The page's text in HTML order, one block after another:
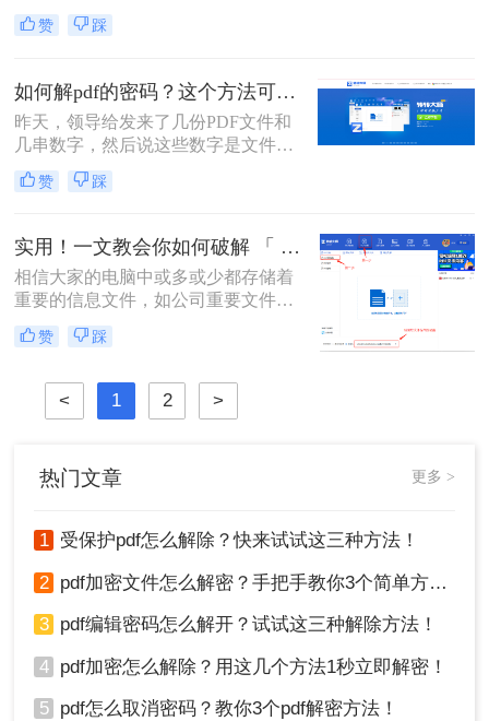
了保证文件的机密性；而我们每次打
开PDF文件都需要输入密码才能进行
时，就会很麻烦。这时我们就需要对
其进行解密，以方便后续的操作，那
有什么办法能进行PDF解密呢？当然
有，今天小编就为大家推荐个方法，
大家一起看看pdf如何解除密码吧！
赞 踩
如何解pdf的密码？这个方法可以试一试1
昨天，领导给发来了几份PDF文件和
几串数字，然后说这些数字是文件的
密码，让我将这几份文件里面的信息
整理一下，汇总成一个文档发给他。
的开关文件，感觉非常的不方便，于
是我就用软件将PDF文件进行了解
密，整理的速度一下子就提升了不
少。那么大家知道如何解pdf的密码
吗？不知道的话就跟着我一起来看看
这个方法吧。
赞 踩
实用！一文教会你如何破解 「 PDF 」文件密码!
相信大家的电脑中或多或少都存储着
重要的信息文件，如公司重要文件、
经常用的办公资料、一些照片或者视
频。这些对于大家来说极为珍贵的资
密，加密后就不怕别人访问和信息外
泄了。
赞 踩
< 1 2 >
热门文章 更多 >
1 受保护pdf怎么解除？快来试试这三种方法！
2 pdf加密文件怎么解密？手把手教你3个简单方法！
3 pdf编辑密码怎么解开？试试这三种解除方法！
4 pdf加密怎么解除？用这几个方法1秒立即解密！
5 pdf怎么取消密码？教你3个pdf解密方法！